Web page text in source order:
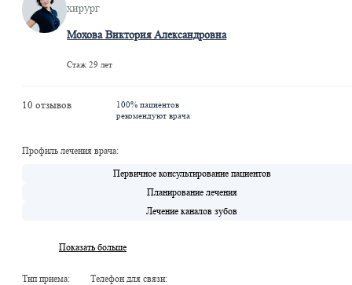
хирург
Мохова Виктория Александровна
Стаж 29 лет
10 отзывов
100% пациентов
рекомендуют врача
Профиль лечения врача:
Первичное консультирование пациентов
Планирование лечения
Лечение каналов зубов
Показать больше
Тип приема: Телефон для связи: